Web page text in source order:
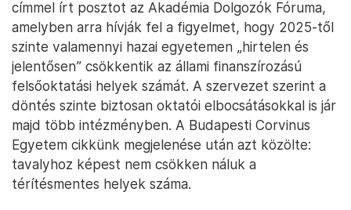
címmel írt posztot az Akadémia Dolgozók Fóruma,
amelyben arra hívják fel a figyelmet, hogy 2025-től
szinte valamennyi hazai egyetemen „hirtelen és
jelentősen” csökkentik az állami finanszírozású
felsőoktatási helyek számát. A szervezet szerint a
döntés szinte biztosan oktatói elbocsátásokkal is jár
majd több intézményben. A Budapesti Corvinus
Egyetem cikkünk megjelenése után azt közölte:
tavalyhoz képest nem csökken náluk a
térítésmentes helyek száma.